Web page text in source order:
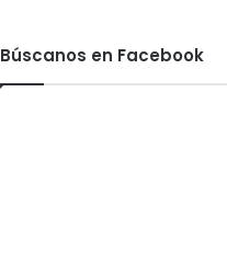
Búscanos en Facebook